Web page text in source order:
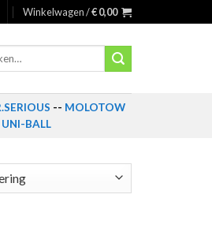
Winkelwagen /€0,00
-- MOLOTOW
UNI-BALL